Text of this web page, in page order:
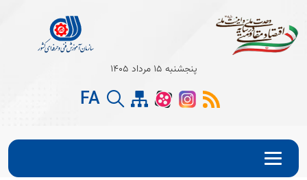
Open
Open
پنجشنبه 15 مرداد 1405
FA